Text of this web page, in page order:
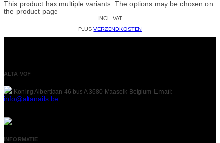
This product has multiple variants. The options may be chosen on
the product page
INCL. VAT
PLUSVERZENDKOSTEN
ALTA VOF
Koning Albertlaan 46 bus A 3680 Maaseik Belgium Email:
info@altanails.be
INFORMATIE